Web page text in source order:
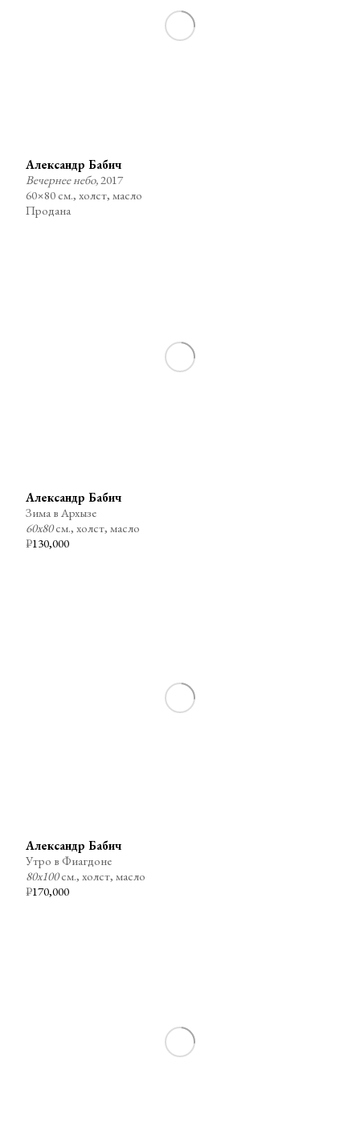
Александр Бабич
Вечернее небо,2017
60×80 см., холст, масло
Продана
₽130,000
Александр Бабич
Зима в Архызе
60х80см., холст, масло
₽170,000
Александр Бабич
Утро в Фиагдоне
80х100см., холст, масло